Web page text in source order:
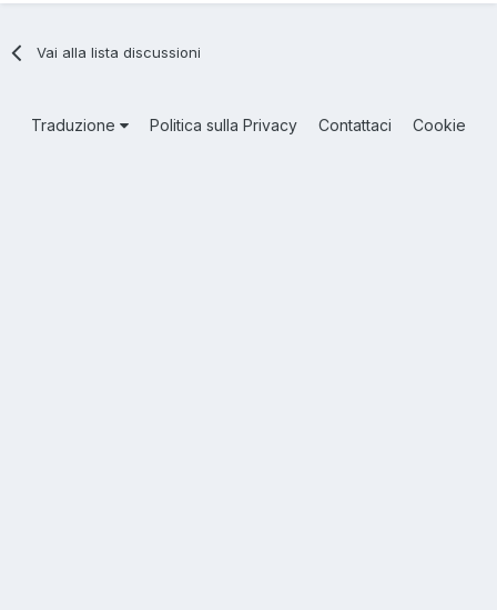
Vai alla lista discussioni
Traduzione Politica sulla Privacy Contattaci Cookie